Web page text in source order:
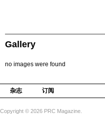
Gallery
no images were found
杂志 订阅
Copyright © 2026 PRC Magazine.